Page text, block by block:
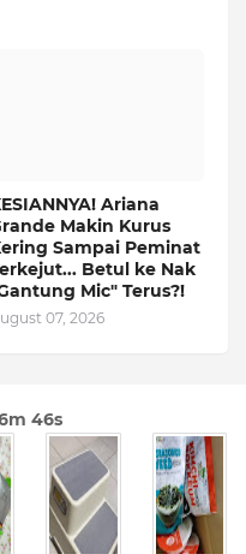
Ariana
Makin Kurus
Sampai Peminat
Betul ke Nak
Mic" Terus?!
07, 2026
45s